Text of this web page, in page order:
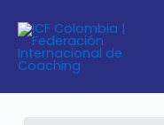
contenido
Webinar por